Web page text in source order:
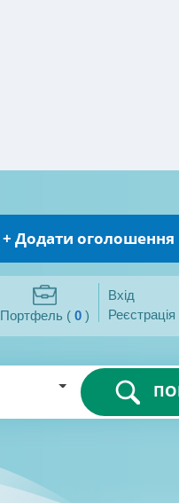
+ Додати оголошення
Портфель ( 0 )
Вхід
Реєстрація